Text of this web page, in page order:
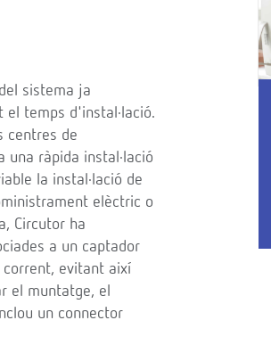
sistema ja
temps d'instal·lació.
centres de
ràpida instal·lació
la instal·lació de
elèctric o
Circutor ha
a un captador
evitant així
el muntatge, el
un connector